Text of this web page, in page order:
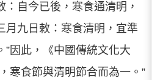
自今已後，寒食通清明，
月九日敕：寒食清明，宜準
”因此，《中國傳統文化大
，寒食節與清明節合而為一。”